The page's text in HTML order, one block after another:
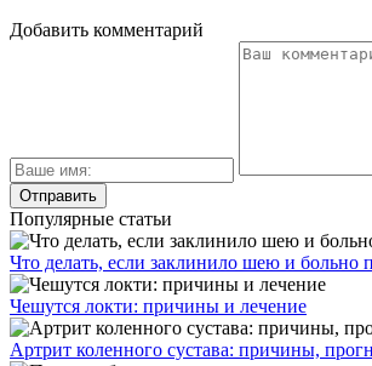
Добавить комментарий
Популярные статьи
Что делать, если заклинило шею и больно
Чешутся локти: причины и лечение
Артрит коленного сустава: причины,